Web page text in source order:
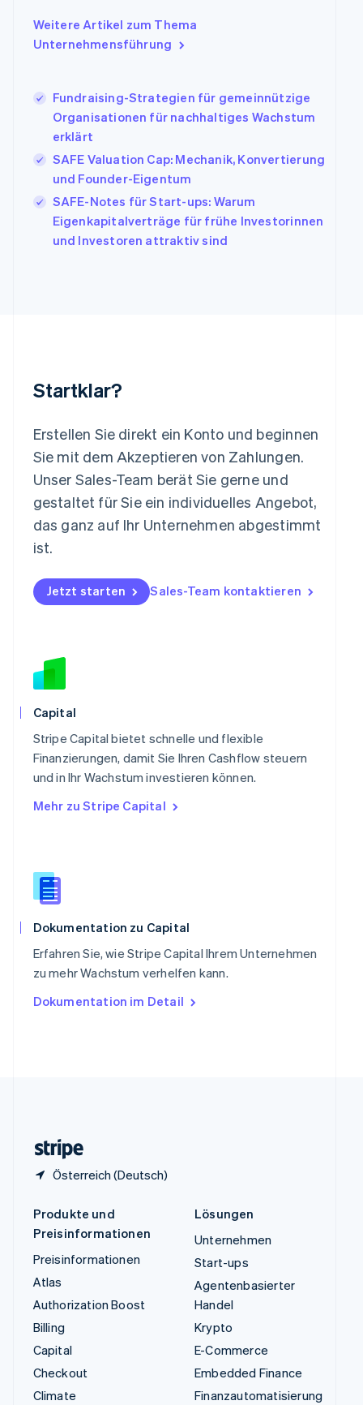
Weitere Artikel zum Thema
Unternehmensführung
Fundraising-Strategien für gemeinnützige
Organisationen für nachhaltiges Wachstum
erklärt
SAFE Valuation Cap: Mechanik, Konvertierung
und Founder-Eigentum
SAFE-Notes für Start-ups: Warum
Eigenkapitalverträge für frühe Investorinnen
und Investoren attraktiv sind
Startklar?
Erstellen Sie direkt ein Konto und beginnen
Sie mit dem Akzeptieren von Zahlungen.
Unser Sales-Team berät Sie gerne und
gestaltet für Sie ein individuelles Angebot,
das ganz auf Ihr Unternehmen abgestimmt
ist.
Jetzt starten Sales-Team kontaktieren
Capital
Stripe Capital bietet schnelle und flexible
Finanzierungen, damit Sie Ihren Cashflow steuern
und in Ihr Wachstum investieren können.
Mehr zu Stripe Capital
Dokumentation zu Capital
Erfahren Sie, wie Stripe Capital Ihrem Unternehmen
zu mehr Wachstum verhelfen kann.
Dokumentation im Detail
Österreich (Deutsch)
Indien
English
Irland
ItalianoEnglish
Japan
日本語
Kanada
EnglishFrançais
Kroatien
English Italiano
Lettland
English
Liechtenstein
English
Español English
Neuseeland
English
Niederlande
Norwegen
English
Polen
English
Portugal
English
Svenska
Schweiz
Deutsch
Singapur
English 简体中文
Slowakei
English
Slowenien
English
Spanien
Español
Thailand
Tschechische Republik
English
English
Produkte und
Preisinformationen
Preisinformationen
Atlas
Authorization Boost
Billing
Capital
Checkout
Climate
Lösungen
Unternehmen
Start-ups
Agentenbasierter
Handel
Krypto
E-Commerce
Embedded Finance
Finanzautomatisierung